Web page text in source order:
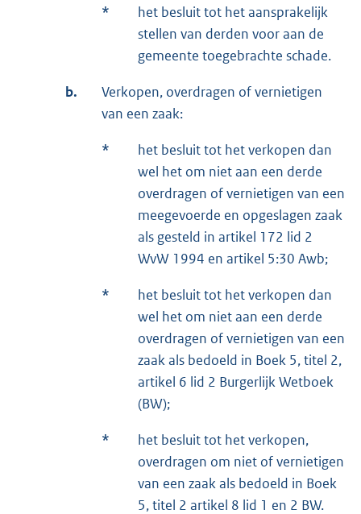
*
het besluit tot het aansprakelijk
stellen van derden voor aan de
gemeente toegebrachte schade.
b.
Verkopen, overdragen of vernietigen
van een zaak:
*
het besluit tot het verkopen dan
wel het om niet aan een derde
overdragen of vernietigen van een
meegevoerde en opgeslagen zaak
als gesteld in artikel 172 lid 2
WvW 1994 en artikel 5:30 Awb;
*
het besluit tot het verkopen dan
wel het om niet aan een derde
overdragen of vernietigen van een
zaak als bedoeld in Boek 5, titel 2,
artikel 6 lid 2 Burgerlijk Wetboek
(BW);
*
het besluit tot het verkopen,
overdragen om niet of vernietigen
van een zaak als bedoeld in Boek
5, titel 2 artikel 8 lid 1 en 2 BW.